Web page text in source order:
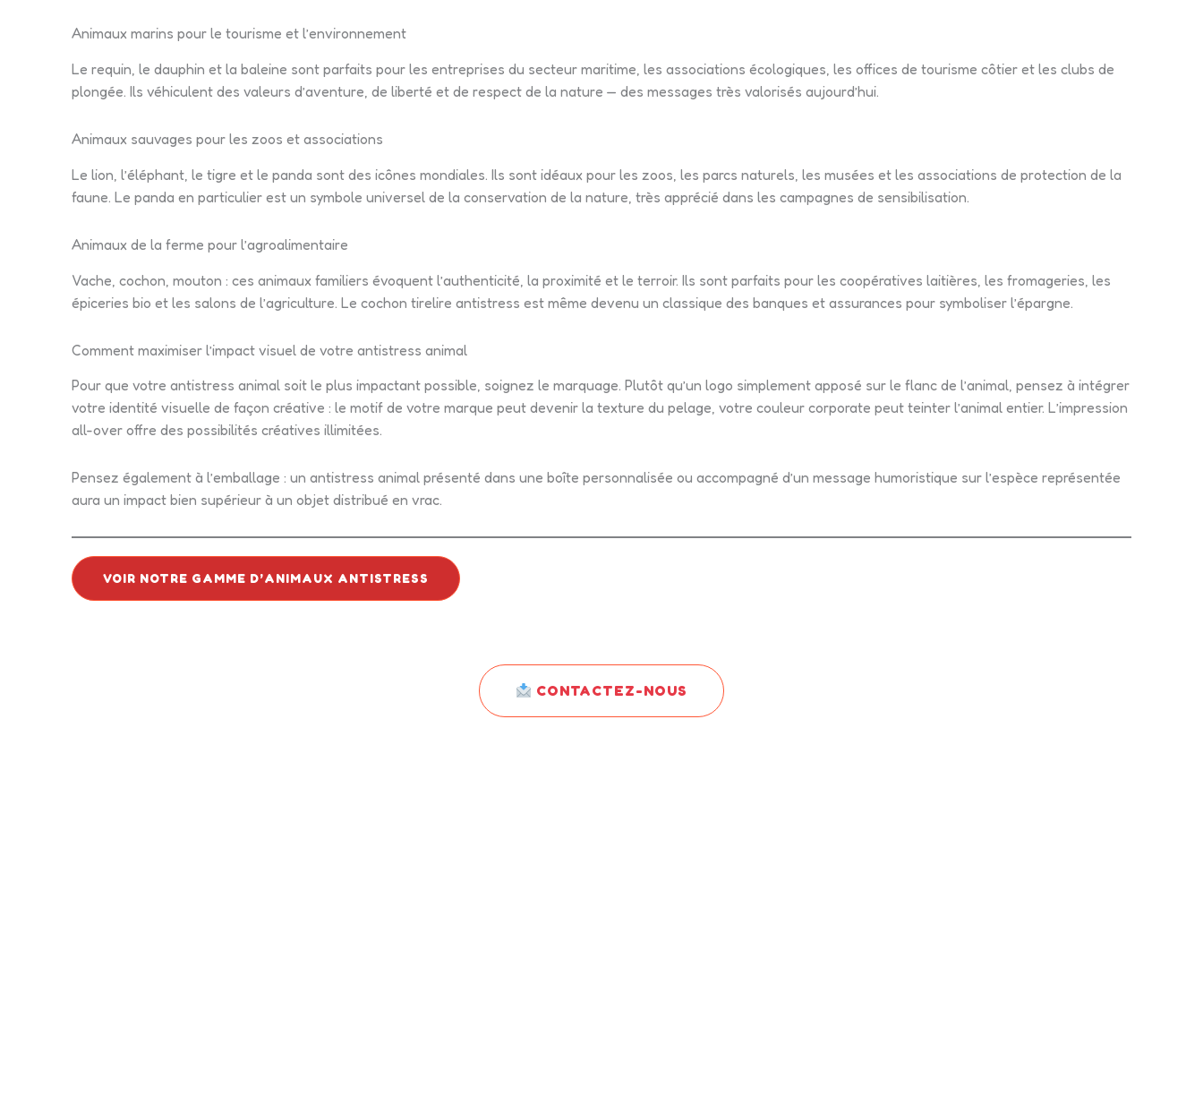
Animaux marins pour le tourisme et l’environnement
Le requin, le dauphin et la baleine sont parfaits pour les entreprises du secteur maritime, les associations écologiques, les offices de tourisme côtier et les clubs de
plongée. Ils véhiculent des valeurs d’aventure, de liberté et de respect de la nature — des messages très valorisés aujourd’hui.
Animaux sauvages pour les zoos et associations
Le lion, l’éléphant, le tigre et le panda sont des icônes mondiales. Ils sont idéaux pour les zoos, les parcs naturels, les musées et les associations de protection de la
faune. Le panda en particulier est un symbole universel de la conservation de la nature, très apprécié dans les campagnes de sensibilisation.
Animaux de la ferme pour l’agroalimentaire
Vache, cochon, mouton : ces animaux familiers évoquent l’authenticité, la proximité et le terroir. Ils sont parfaits pour les coopératives laitières, les fromageries, les
épiceries bio et les salons de l’agriculture. Le cochon tirelire antistress est même devenu un classique des banques et assurances pour symboliser l’épargne.
Comment maximiser l’impact visuel de votre antistress animal
Pour que votre antistress animal soit le plus impactant possible, soignez le marquage. Plutôt qu’un logo simplement apposé sur le flanc de l’animal, pensez à intégrer
votre identité visuelle de façon créative : le motif de votre marque peut devenir la texture du pelage, votre couleur corporate peut teinter l’animal entier. L’impression
all-over offre des possibilités créatives illimitées.
Pensez également à l’emballage : un antistress animal présenté dans une boîte personnalisée ou accompagné d’un message humoristique sur l’espèce représentée
aura un impact bien supérieur à un objet distribué en vrac.
VOIR NOTRE GAMME D’ANIMAUX ANTISTRESS
CONTACTEZ-NOUS